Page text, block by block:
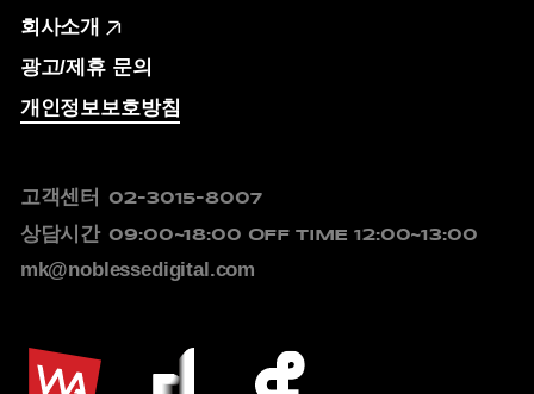
회사소개
광고/제휴 문의
개인정보보호방침
고객센터 02-3015-8007
상담시간 09:00~18:00 OFF TIME 12:00~13:00
mk@noblessedigital.com